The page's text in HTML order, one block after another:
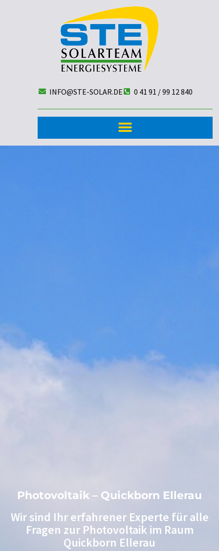
INFO@STE-SOLAR.DE 0 41 91 / 99 12 840
Photovoltaik – Quickborn Ellerau
Wir sind Ihr erfahrener Experte für alle
Fragen zur Photovoltaik im Raum
Quickborn Ellerau